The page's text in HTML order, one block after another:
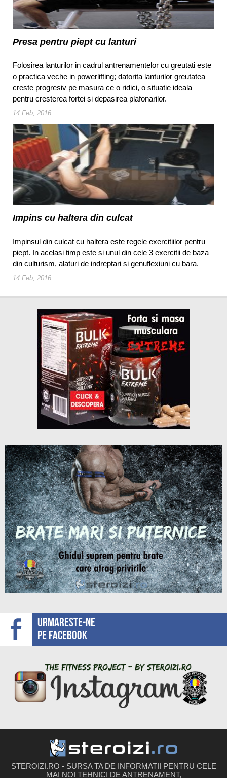
Presa pentru piept cu lanturi
Folosirea lanturilor in cadrul antrenamentelor cu greutati este
o practica veche in powerlifting; datorita lanturilor greutatea
creste progresiv pe masura ce o ridici, o situatie ideala
pentru cresterea fortei si depasirea plafonarilor.
14 Feb, 2016
Impins cu haltera din culcat
Impinsul din culcat cu haltera este regele exercitiilor pentru
piept. In acelasi timp este si unul din cele 3 exercitii de baza
din culturism, alaturi de indreptari si genuflexiuni cu bara.
14 Feb, 2016
Urmareste-ne
pe facebook
STEROIZI.RO - SURSA TA DE INFORMATII PENTRU CELE
MAI NOI TEHNICI DE ANTRENAMENT,